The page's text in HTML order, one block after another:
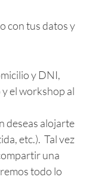
con tus datos y
y DNI,
el workshop al
deseas alojarte
etc.). Tal vez
una
todo lo